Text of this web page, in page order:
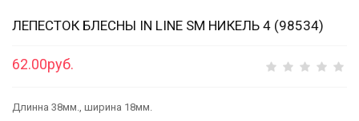
ЛЕПЕСТОК БЛЕСНЫ IN LINE SM НИКЕЛЬ 4 (98534)
62.00руб.
Длинна 38мм., ширина 18мм.